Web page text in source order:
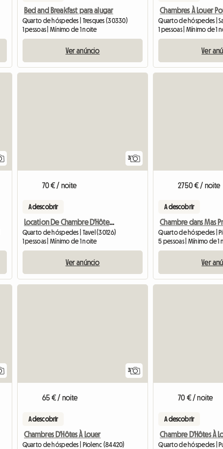
Bed and Breakfast para alugar
Quarto de hóspedes | Tresques (30330)
1 pessoas | Mínimo de 1 noite
Ver anúncio
1 pessoas | Mínimo de 1
Ver
3
70 € / noite
A descobrir
Location De Chambre D'Hôtes À Tavel
Quarto de hóspedes | Tavel (30126)
1 pessoas | Mínimo de 1 noite
Ver anúncio
2750 € / noite
A descobrir
Chambre dans Mas
Quarto de hóspedes |
5 pessoas | Mínimo de 1
Ver
3
65 € / noite
A descobrir
Chambres D'Hôtes À Louer
Quarto de hóspedes | Piolenc (84420)
70 € / noite
A descobrir
Quarto de hóspedes |